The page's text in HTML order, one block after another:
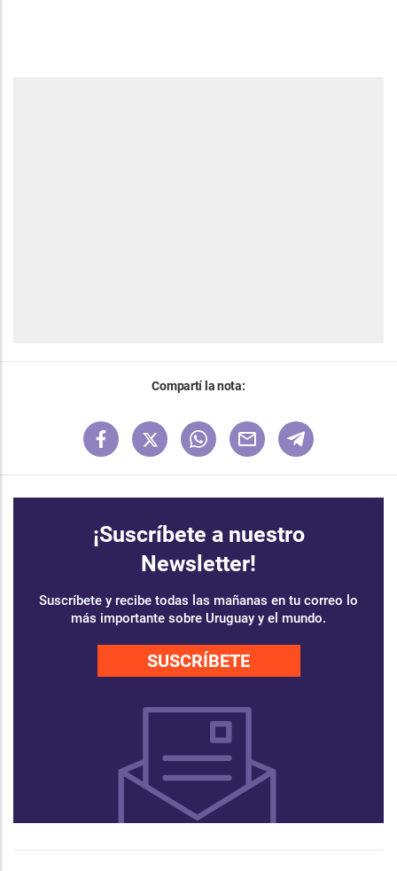
Compartí la nota:
¡Suscríbete a nuestro
Newsletter!
Suscríbete y recibe todas las mañanas en tu correo lo
más importante sobre Uruguay y el mundo.
SUSCRÍBETE